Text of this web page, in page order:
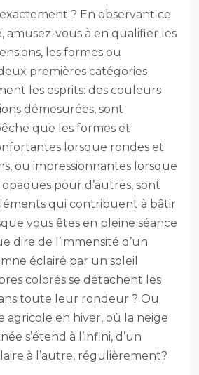
? En observant ce
amusez-vous à en qualifier les
les formes ou
deux premières catégories
les esprits: des couleurs
démesurées, sont
que les formes et
lorsque rondes et
ou impressionnantes lorsque
pour d’autres, sont
qui contribuent à bâtir
vous êtes en pleine séance
dire de l’immensité d’un
éclairé par un soleil
colorés se détachent les
toute leur rondeur ? Ou
agricole en hiver, où la neige
s’étend à l’infini, d’un
à l’autre, régulièrement?